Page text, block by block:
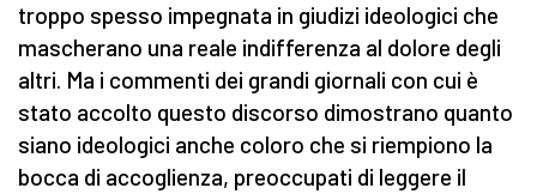
troppo spesso impegnata in giudizi ideologici che
mascherano una reale indifferenza al dolore degli
altri. Ma i commenti dei grandi giornali con cui è
stato accolto questo discorso dimostrano quanto
siano ideologici anche coloro che si riempiono la
bocca di accoglienza, preoccupati di leggere il